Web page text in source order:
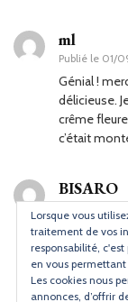
ml
Publié le 01/
Génial !
délicieuse.
crême
c’était
BISARO
J’ai
framboise
légère mais
Je vous
Lorsque vous
traitement de vos
responsabilité,
en vous
Les cookies nous
annonces, d’offrir